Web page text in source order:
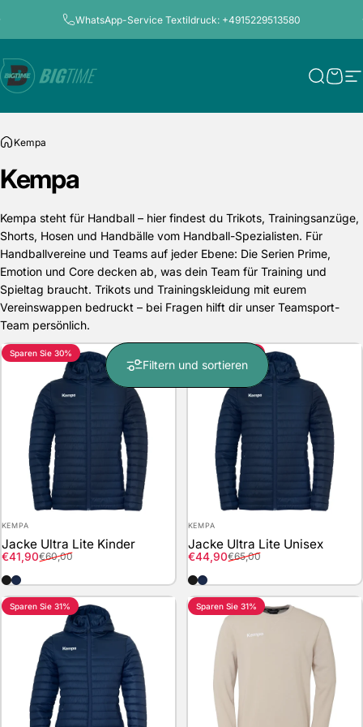
WhatsApp-Service Textildruck: +4915229513580
Bigtime.de Suche
Kempa
Kempa
Kempa steht für Handball – hier findest du Trikots, Trainingsanzüge,
Shorts, Hosen und Handbälle vom Handball-Spezialisten. Für
Handballvereine und Teams auf jeder Ebene: Die Serien Prime,
Emotion und Core decken ab, was dein Team für Training und
Spieltag braucht. Trikots und Trainingskleidung mit eurem
Vereinswappen bedruckt – bei Fragen hilft dir unser Teamsport-
Team persönlich.
Filtern und sortieren
Sparen Sie 30%
Anbieter:
KEMPA
Jacke Ultra Lite Kinder
Verkaufspreis
€41,90
Normaler Preis
€60,00
schwarz
marine
Anbieter:
KEMPA
Jacke Ultra Lite Unisex
Verkaufspreis
€44,90
Normaler Preis
€65,00
schwarz
marine
Sparen Sie 31% Sparen Sie 31%